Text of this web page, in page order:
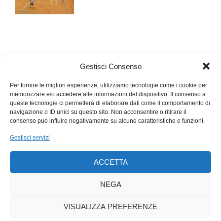
Gestisci Consenso
Per fornire le migliori esperienze, utilizziamo tecnologie come i cookie per
memorizzare e/o accedere alle informazioni del dispositivo. Il consenso a
queste tecnologie ci permetterà di elaborare dati come il comportamento di
navigazione o ID unici su questo sito. Non acconsentire o ritirare il
consenso può influire negativamente su alcune caratteristiche e funzioni.
Gestisci servizi
ACCETTA
NEGA
VISUALIZZA PREFERENZE
amico di mio figlio», non ho mai sentito un ragazzo dire: «Sono